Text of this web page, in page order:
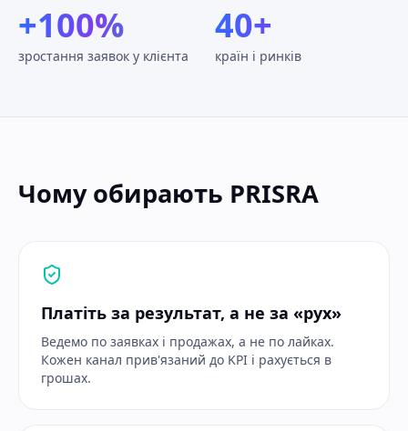
+100%
зростання заявок у клієнта
40+
країн і ринків
Чому обирають PRISRA
Платіть за результат, а не за «рух»
Ведемо по заявках і продажах, а не по лайках.
Кожен канал прив'язаний до KPI і рахується в
грошах.